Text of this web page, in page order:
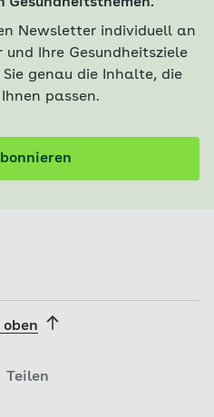
Newsletter individuell an
und Ihre Gesundheitsziele
genau die Inhalte, die
passen.
oben
Teilen